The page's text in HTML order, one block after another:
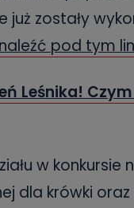
zostały
pod tym
Leśnika!
w
dla krówki oraz